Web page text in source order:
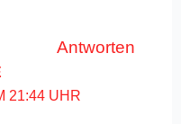
Antworten
21:44 UHR